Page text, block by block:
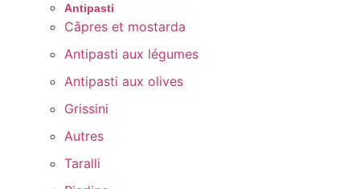
Antipasti
Câpres et mostarda
Antipasti aux légumes
Antipasti aux olives
Grissini
Autres
Taralli